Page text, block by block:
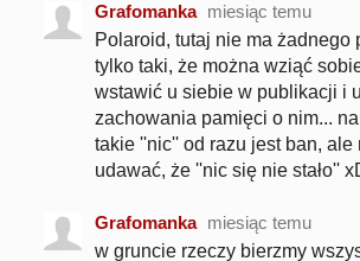
Grafomanka miesiąc temu
Polaroid, tutaj nie ma żadnego
tylko taki, że można wziąć
wstawić u siebie w publikacji i
zachowania pamięci o nim...
takie ''nic'' od razu jest ban, ale
udawać, że ''nic się nie stało''
Grafomanka miesiąc temu
w gruncie rzeczy bierzmy